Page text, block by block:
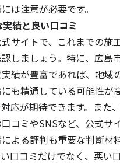
は注意が必要です。
績と良い口コミ
サイトで、これまでの施
しましょう。特に、広島
績が豊富であれば、地域
も精通している可能性が
応が期待できます。また
コミやSNSなど、公式サ
よる評判も重要な判断材
口コミだけでなく、悪い